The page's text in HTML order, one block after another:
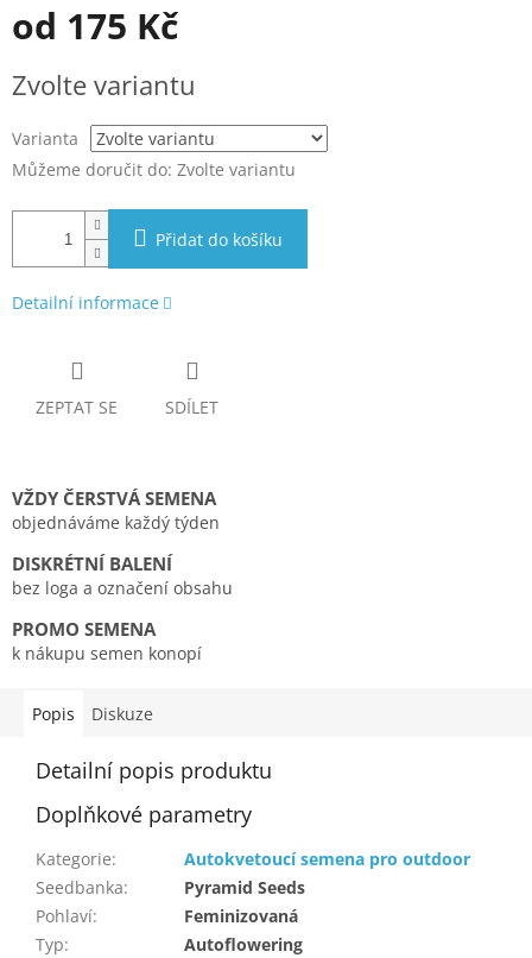
od 175 Kč
cena:
Zvolte variantu
Varianta
Můžeme doručit do: Zvolte variantu
Přidat do košíku
Detailní informace
ZEPTAT SE SDÍLET
VŽDY ČERSTVÁ SEMENA
objednáváme každý týden
DISKRÉTNÍ BALENÍ
bez loga a označení obsahu
PROMO SEMENA
k nákupu semen konopí
Popis Diskuze
Detailní popis produktu
Doplňkové parametry
Kategorie:
Autokvetoucí semena pro outdoor
Seedbanka:
Pyramid Seeds
Pohlaví:
Feminizovaná
Typ:
Autoflowering